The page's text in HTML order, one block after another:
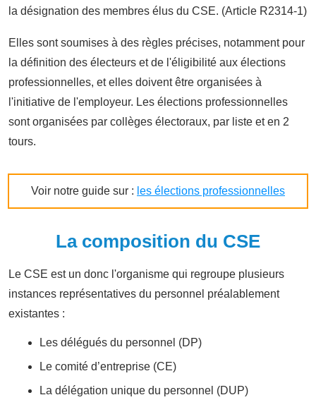
la désignation des membres élus du CSE. (Article R2314-1)
Elles sont soumises à des règles précises, notamment pour
la définition des électeurs et de l'éligibilité aux élections
professionnelles, et elles doivent être organisées à
l'initiative de l'employeur. Les élections professionnelles
sont organisées par collèges électoraux, par liste et en 2
tours.
Voir notre guide sur : les élections professionnelles
La composition du CSE
Le CSE est un donc l'organisme qui regroupe plusieurs
instances représentatives du personnel préalablement
existantes :
Les délégués du personnel (DP)
Le comité d’entreprise (CE)
La délégation unique du personnel (DUP)